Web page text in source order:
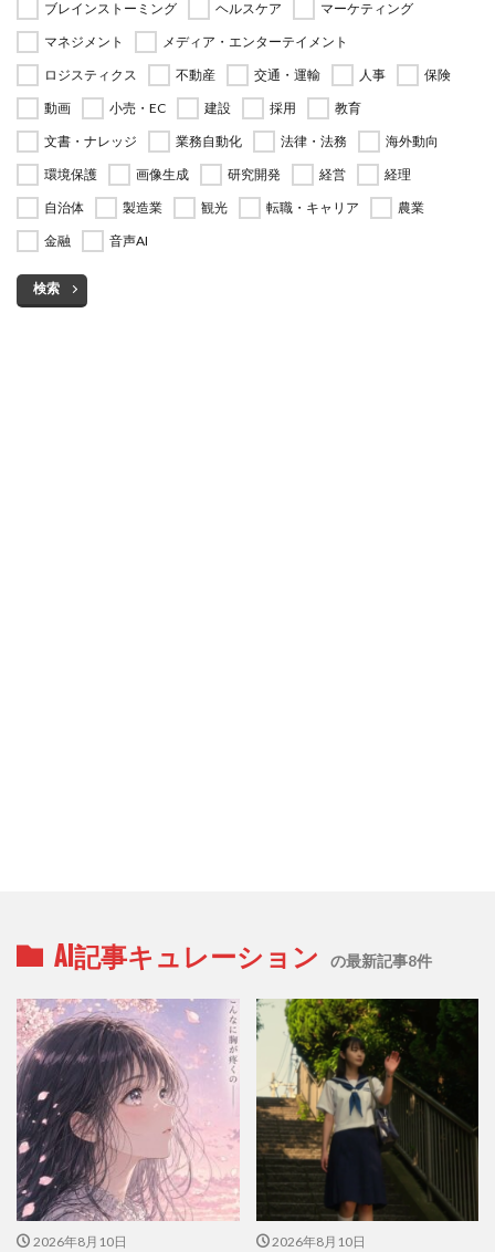
ブレインストーミング ヘルスケア
マーケティング
マネジメント
メディア・エンターテイメント
ロジスティクス
不動産 交通・運輸 人事
保険
動画
小売・EC 建設 採用
教育
文書・ナレッジ
業務自動化 法律・法務
海外動向
環境保護
画像生成 研究開発 経営
経理
自治体
製造業 観光 転職・キャリア
農業
金融
音声AI
検索
AI記事キュレーション の最新記事8件
2026年8月10日 2026年8月10日